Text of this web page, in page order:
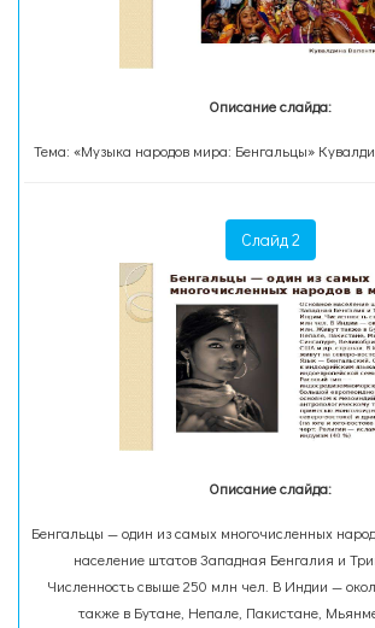
Описание слайда:
Тема: «Музыка народов мира: Бенгальцы»
Слайд 2
Описание слайда:
Бенгальцы — один из самых многочисленных
население штатов Западная Бенгалия и
Численность свыше 250 млн чел. В Индии —
также в Бутане, Непале, Пакистане,